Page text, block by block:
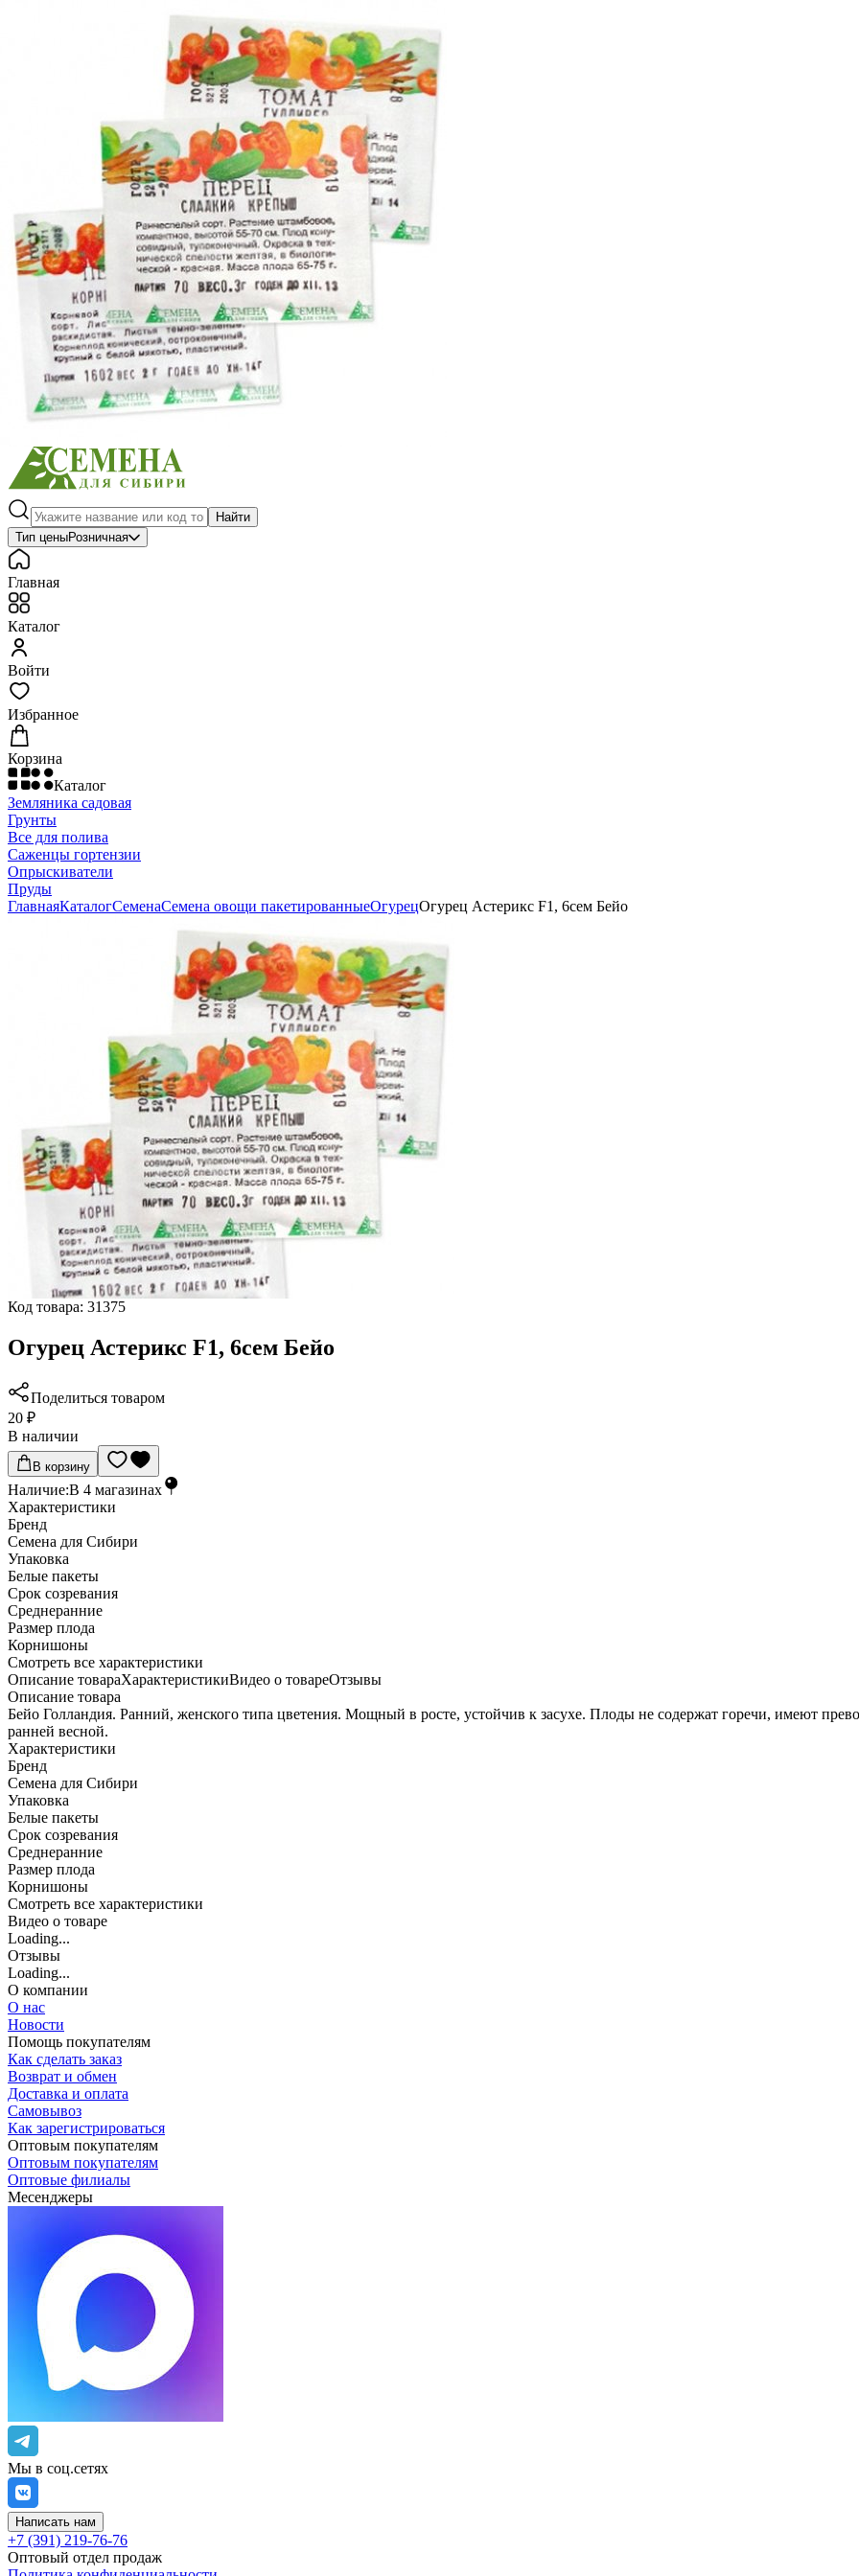
Заказать обратный звонок
Газонные травы, сидераты
Горшки, рассадники, аксессуары
Посадочный материал
Садовый инструмент, инвентарь
Консервирование
Средства защиты, удобрения, добавки, химия
Обустройство сада, декор
Найти
Тип ценыРозничная
Главная
Каталог
Войти
Избранное
Корзина
Каталог
Земляника садовая
Грунты
Все для полива
Саженцы гортензии
Опрыскиватели
Пруды
ГлавнаяКаталогСеменаСемена овощи пакетированныеОгурецОгурец Астерикс F1, 6сем Бейо
Код товара: 31375
Огурец Астерикс F1, 6сем Бейо
Поделиться товаром
20 ₽
В наличии
В корзину
Наличие:В 4 магазинах
Характеристики
Бренд
Семена для Сибири
Упаковка
Белые пакеты
Срок созревания
Среднеранние
Размер плода
Корнишоны
Cмотреть все характеристики
Описание товараХарактеристикиВидео о товареОтзывы
Описание товара
Бейо Голландия. Ранний, женского типа цветения. Мощный в росте, устойчив к засухе. Плоды не содержат горечи, имеют
ранней весной.
Характеристики
Бренд
Семена для Сибири
Упаковка
Белые пакеты
Срок созревания
Среднеранние
Размер плода
Корнишоны
Cмотреть все характеристики
Видео о товаре
Loading...
Отзывы
Loading...
О компании
О нас
Новости
Помощь покупателям
Как сделать заказ
Возврат и обмен
Доставка и оплата
Самовывоз
Как зарегистрироваться
Оптовым покупателям
Оптовым покупателям
Оптовые филиалы
Месенджеры
Мы в соц.сетях
Написать нам
+7 (391) 219-76-76
Оптовый отдел продаж